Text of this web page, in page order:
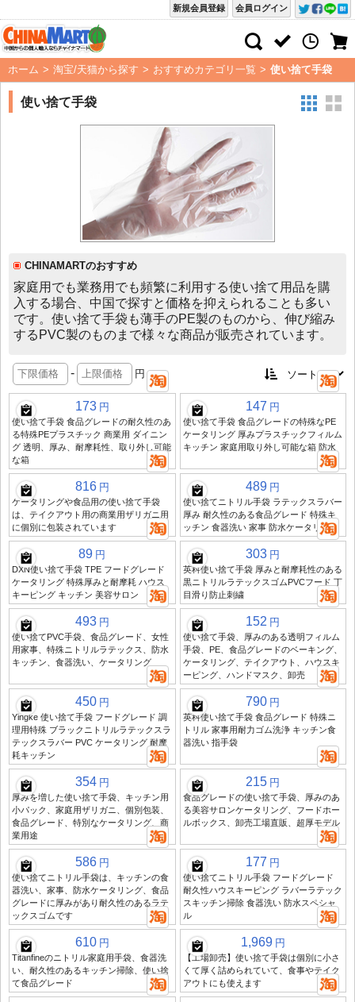
会員ログイン
新規会員登録
ホーム > 淘宝/天猫から探す > おすすめカテゴリ一覧 > 使い捨て手袋
使い捨て手袋
CHINAMARTのおすすめ
家庭用でも業務用でも頻繁に利用する使い捨て用品を購
入する場合、中国で探すと価格を抑えられることも多い
です。使い捨て手袋も薄手のPE製のものから、伸び縮み
するPVC製のものまで様々な商品が販売されています。
- 円
173 円
使い捨て手袋 食品グレードの耐久性のあ
る特殊PEプラスチック 商業用 ダイニン
グ 透明、厚み、耐摩耗性、取り外し可能
な箱
147 円
使い捨て手袋 食品グレードの特殊なPE
ケータリング 厚みプラスチックフィルム
キッチン 家庭用取り外し可能な箱 防水
816 円
ケータリングや食品用の使い捨て手袋
は、テイクアウト用の商業用ザリガニ用
に個別に包装されています
489 円
使い捨てニトリル手袋 ラテックスラバー
厚み 耐久性のある食品グレード 特殊キ
ッチン 食器洗い 家事 防水ケータリング
89 円
DXN使い捨て手袋 TPE フードグレード
ケータリング 特殊厚みと耐摩耗 ハウス
キーピング キッチン 美容サロン
303 円
英科使い捨て手袋 厚みと耐摩耗性のある
黒ニトリルラテックスゴムPVCフード 丁
目滑り防止刺繍
493 円
使い捨てPVC手袋、食品グレード、女性
用家事、特殊ニトリルラテックス、防水
キッチン、食器洗い、ケータリング
152 円
使い捨て手袋、厚みのある透明フィルム
手袋、PE、食品グレードのベーキング、
ケータリング、テイクアウト、ハウスキ
ーピング、ハンドマスク、卸売
450 円
Yingke 使い捨て手袋 フードグレード 調
理用特殊 ブラックニトリルラテックスラ
テックスラバー PVC ケータリング 耐摩
耗キッチン
790 円
英科使い捨て手袋 食品グレード 特殊ニ
トリル 家事用耐力ゴム洗浄 キッチン食
器洗い 指手袋
354 円
厚みを増した使い捨て手袋、キッチン用
小パック、家庭用ザリガニ、個別包装、
食品グレード、特別なケータリング、商
業用途
215 円
食品グレードの使い捨て手袋、厚みのあ
る美容サロンケータリング、フードホー
ルボックス、卸売工場直販、超厚モデル
586 円
使い捨てニトリル手袋は、キッチンの食
器洗い、家事、防水ケータリング、食品
グレードに厚みがあり耐久性のあるラテ
ックスゴムです
177 円
使い捨てニトリル手袋 フードグレード
耐久性ハウスキーピング ラバーラテック
スキッチン掃除 食器洗い 防水スペシャ
ル
610 円
Titanfineのニトリル家庭用手袋、食器洗
い、耐久性のあるキッチン掃除、使い捨
て食品グレード
1,969 円
【工場卸売】使い捨て手袋は個別に小さ
くて厚く詰められていて、食事やテイク
アウトにも使えます